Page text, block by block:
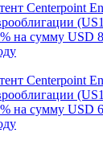
Centerpoint
на сумму USD
Centerpoint
на сумму USD